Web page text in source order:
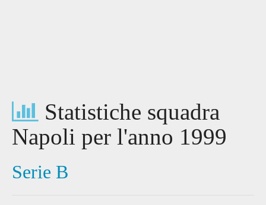
Statistiche squadra
Napoli per l'anno 1999
Serie B